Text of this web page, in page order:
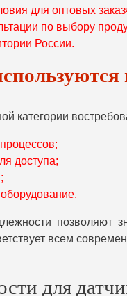
для оптовых
по выбору
России.
категории
доступа;
позволяют
всем
для